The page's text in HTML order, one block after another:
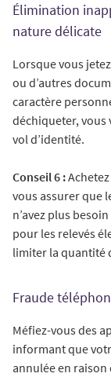
Élimination
nature délicate
Lorsque vous
ou d’autres
caractère
déchiqueter, vous
vol d’identité.
Conseil 6 :
vous assurer que
n’avez plus
pour les relevés
limiter la quantité
Fraude
Méfiez-vous des
informant que
annulée en raison